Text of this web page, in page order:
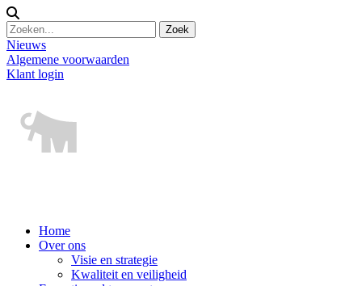
Nieuws
Algemene voorwaarden
Klant login
Home
Over ons
Visie en strategie
Kwaliteit en veiligheid